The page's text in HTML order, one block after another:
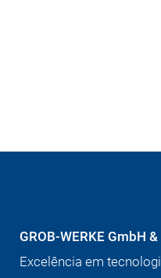
GROB-WERKE GmbH &
Excelência em